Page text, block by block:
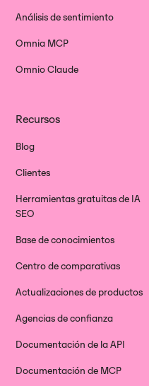
Análisis de sentimiento
Omnia MCP
Omnio Claude
Recursos
Blog
Clientes
Herramientas gratuitas de IA
SEO
Base de conocimientos
Centro de comparativas
Actualizaciones de productos
Agencias de confianza
Documentación de la API
Documentación de MCP